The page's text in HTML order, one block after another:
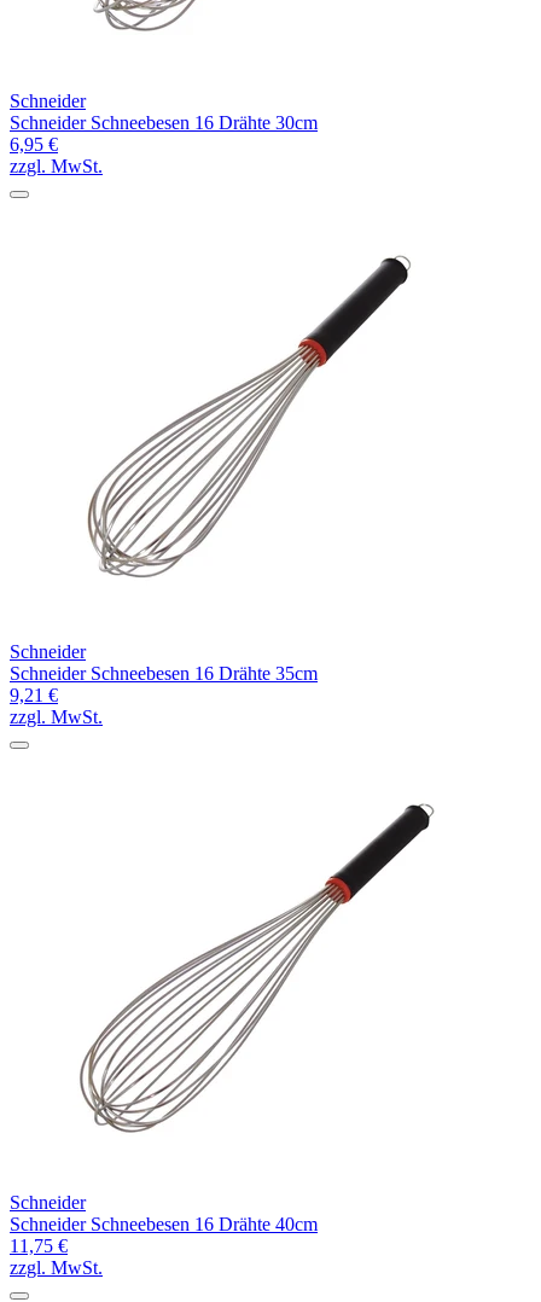
Schneider
Schneider Schneebesen 16 Drähte 30cm
6,95 €
zzgl. MwSt.
Schneider
Schneider Schneebesen 16 Drähte 35cm
9,21 €
zzgl. MwSt.
Schneider
Schneider Schneebesen 16 Drähte 40cm
11,75 €
zzgl. MwSt.